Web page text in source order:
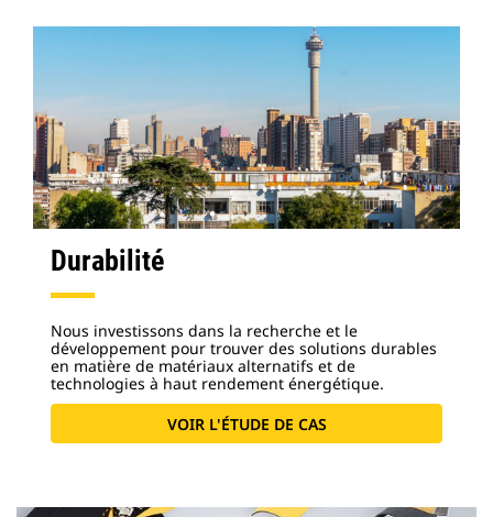
Durabilité
Nous investissons dans la recherche et le
développement pour trouver des solutions durables
en matière de matériaux alternatifs et de
technologies à haut rendement énergétique.
VOIR L'ÉTUDE DE CAS